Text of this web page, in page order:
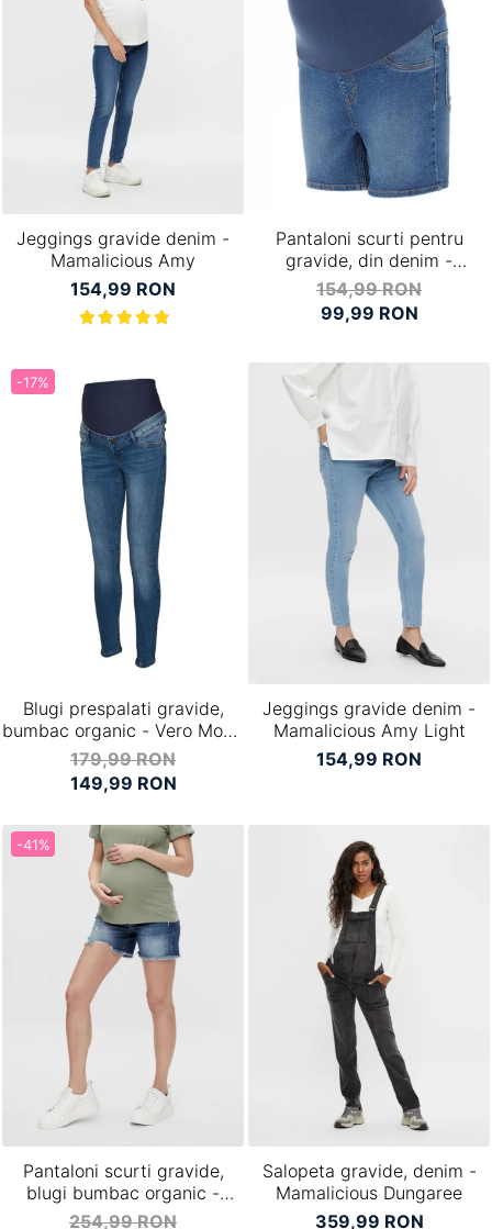
Jeggings gravide denim -
Mamalicious Amy
154,99 RON
Pantaloni scurti pentru
gravide, din denim -
Mamalicious Amy
154,99 RON
99,99 RON
-17%
Blugi prespalati gravide,
bumbac organic - Vero Moda
Tanya GA
179,99 RON
149,99 RON
Jeggings gravide denim -
Mamalicious Amy Light
154,99 RON
-41%
Pantaloni scurti gravide,
blugi bumbac organic -
Mamalicious Hampshire
254,99 RON
Salopeta gravide, denim -
Mamalicious Dungaree
359,99 RON